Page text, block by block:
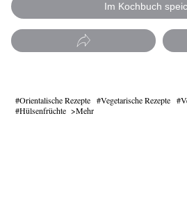
Im Kochbuch
Orientalische Rezepte Vegetarische Rezepte
Hülsenfrüchte
Mehr